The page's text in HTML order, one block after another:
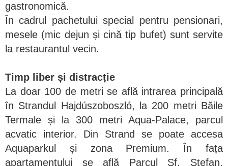
gastronomică.
În cadrul pachetului special pentru pensionari,
mesele (mic dejun și cină tip bufet) sunt servite
la restaurantul vecin.
Timp liber și distracție
La doar 100 de metri se află intrarea principală
în Strandul Hajdúszoboszló, la 200 metri Băile
Termale și la 300 metri Aqua-Palace, parcul
acvatic interior. Din Strand se poate accesa
Aquaparkul și zona Premium. În fața
apartamentului se află Parcul Sf. Ștefan,